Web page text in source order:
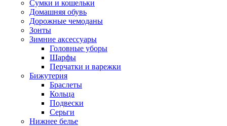
Сумки и кошельки
Домашняя обувь
Дорожные чемоданы
Зонты
Зимние аксессуары
Головные уборы
Шарфы
Перчатки и варежки
Бижутерия
Браслеты
Кольца
Подвески
Серьги
Нижнее белье